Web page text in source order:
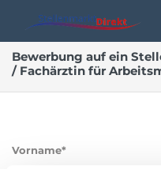
Bewerbung auf ein
/ Fachärztin für
Vorname*